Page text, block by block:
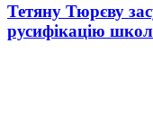
Тетяну Тюрєву
русифікацію